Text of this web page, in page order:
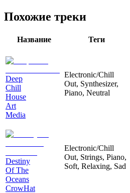
Похожие треки
Название Теги
Deep
Chill
House
Art
Media
Electronic/Chill
Out, Synthesizer,
Piano, Neutral
Destiny
Of The
Oceans
CrowHat
Electronic/Chill
Out, Strings, Piano,
Soft, Relaxing, Sad